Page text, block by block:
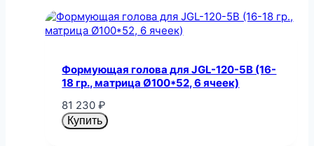
Формующая голова для JGL-120-5B (16-
18 гр., матрица Ø100*52, 6 ячеек)
81 230₽
Купить